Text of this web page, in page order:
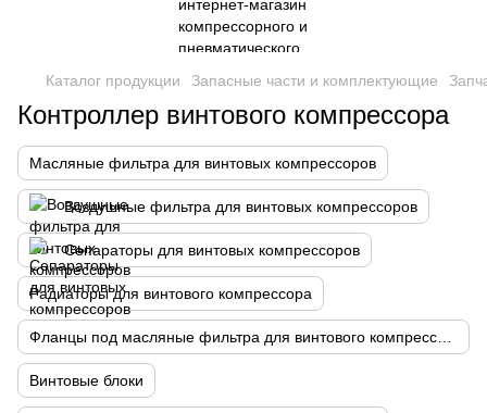
Каталог продукции Запасные части и комплектующие
Контроллер винтового компрессора
Масляные фильтра для винтовых компрессоров
Воздушные фильтра для винтовых компрессоров
Сепараторы для винтовых компрессоров
Радиаторы для винтового компрессора
Винтовые блоки